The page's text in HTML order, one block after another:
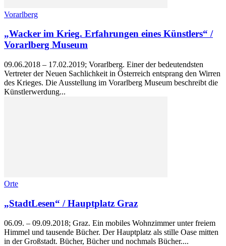
Vorarlberg
„Wacker im Krieg. Erfahrungen eines Künstlers“ /
Vorarlberg Museum
09.06.2018 – 17.02.2019; Vorarlberg. Einer der bedeutendsten
Vertreter der Neuen Sachlichkeit in Österreich entsprang den Wirren
des Krieges. Die Ausstellung im Vorarlberg Museum beschreibt die
Künstlerwerdung...
Orte
„StadtLesen“ / Hauptplatz Graz
06.09. – 09.09.2018; Graz. Ein mobiles Wohnzimmer unter freiem
Himmel und tausende Bücher. Der Hauptplatz als stille Oase mitten
in der Großstadt. Bücher, Bücher und nochmals Bücher....